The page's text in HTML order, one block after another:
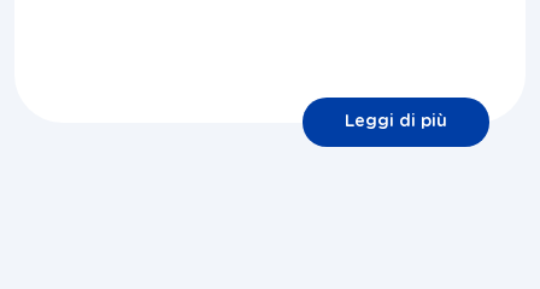
Leggi di più